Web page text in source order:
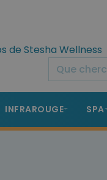
de Stesha Wellness
INFRAROUGE SPA